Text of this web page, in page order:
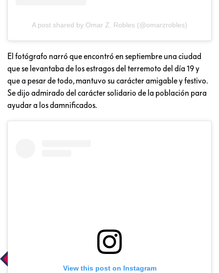
A post shared by Omar Z. Robles (@omarzrobles)
El fotógrafo narró que encontró en septiembre una ciudad
que se levantaba de los estragos del terremoto del día 19 y
que a pesar de todo, mantuvo su carácter amigable y festivo.
Se dijo admirado del carácter solidario de la población para
ayudar a los damnificados.
View this post on Instagram